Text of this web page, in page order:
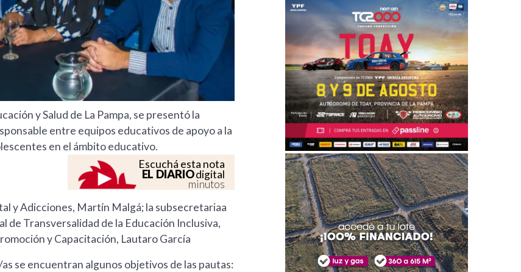
y Salud de La Pampa, se presentó la
entre equipos educativos de apoyo a la
en el ámbito educativo.
Escuchá esta nota
EL DIARIOdigital
minutos
y Adicciones, Martín Malgá; la subsecretariaa
Transversalidad de la Educación Inclusiva,
y Capacitación, Lautaro García
se encuentran algunos objetivos de las pautas: